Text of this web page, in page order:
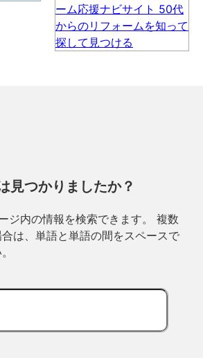
見つかりましたか？
ジ内の情報を検索できます。 複数
は、単語と単語の間をスペースで